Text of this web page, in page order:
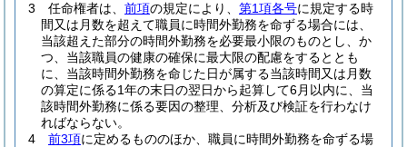
3
任命権者は、 前項の規定により、 第1項各号に規定する時
間又は月数を超えて職員に時間外勤務を命ずる場合には、
当該超えた部分の時間外勤務を必要最小限のものとし、か
つ、当該職員の健康の確保に最大限の配慮をするととも
に、当該時間外勤務を命じた日が属する当該時間又は月数
の算定に係る1年の末日の翌日から起算して6月以内に、当
該時間外勤務に係る要因の整理、分析及び検証を行わなけ
ればならない。
4
前3項に定めるもののほか、職員に時間外勤務を命ずる場